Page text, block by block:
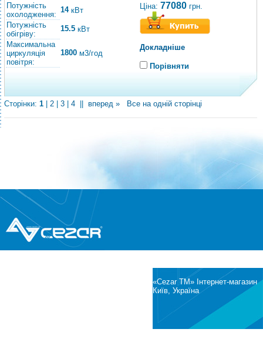
Потужність
охолодження:
14кВт
Потужність
обігріву:
15.5 кВт
Максимальна
циркуляція
повітря:
1800 м3/год
Ціна: 77080 грн.
Докладніше
Порівняти
Сторінки: 1 2 3 4 вперед » Все на одній сторінці
®
«Cezar TM» Інтернет-магазин
Київ, Україна